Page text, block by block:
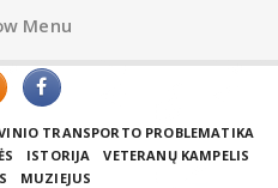
Menu
TRANSPORTO PROBLEMATIKA
ISTORIJA
VETERANŲ KAMPELIS
MUZIEJUS